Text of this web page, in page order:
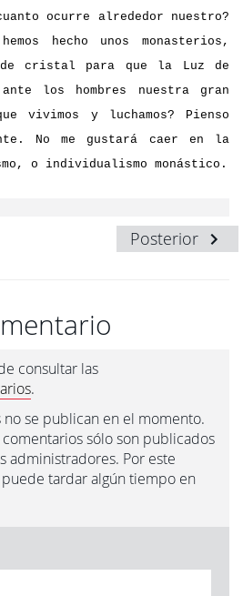
ocurre alrededor nuestro?
hecho unos monasterios,
de cristal para que la Luz de
los hombres nuestra gran
vivimos y luchamos? Pienso
No me gustará caer en la
o individualismo monástico.
Posterior
consultar las
.
se publican en el momento.
comentarios sólo son publicados
administradores. Por este
tardar algún tiempo en